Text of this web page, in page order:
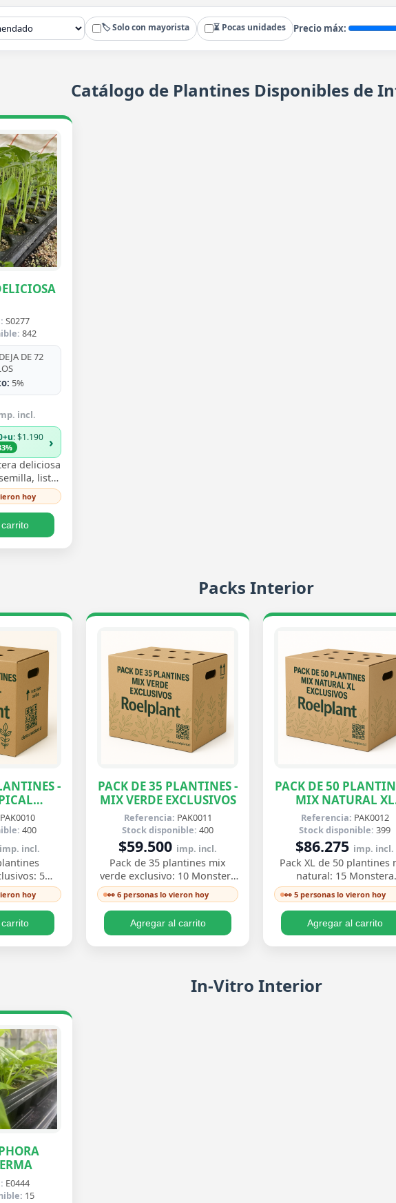
🏷️ Solo con mayorista ⏳ Pocas unidades Precio máx:
Catálogo de Plantines Disponibles de
S0277
842
DE 72
5%
incl.
: $1.190 ›
deliciosa
listo
ver crecer
perforadas
hoy
Packs Interior
-
PAK0010
400
imp. incl.
5
5
Nidus.
hoy
PACK DE 35 PLANTINES -
MIX VERDE EXCLUSIVOS
Referencia: PAK0011
Stock disponible: 400
$59.500 imp. incl.
Pack de 35 plantines mix
verde exclusivo: 10 Monstera
Deliciosa, 10 Asplenium, 10
Philodendron Cordatum
👀 6 personas lo vieron hoy
Agregar al carrito
PACK DE 50
MIX NATURAL XL
EXCLUSIVOS
Referencia: PAK0012
Stock disponible: 399
$86.275 imp. incl.
Pack XL de 50 plantines
natural: 15 Monstera
Deliciosa, 15
Pinnatum, 10
👀 5 personas lo vieron hoy
Agregar al carrito
In-Vitro Interior
E0444
15